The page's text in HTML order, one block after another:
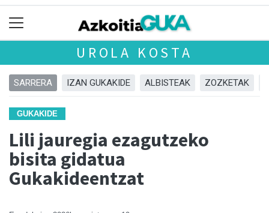
UROLA KOSTA
SARRERA IZAN GUKAKIDE ALBISTEAK ZOZKETAK
GUKAKIDE
Lili jauregia ezagutzeko
bisita gidatua
Gukakideentzat